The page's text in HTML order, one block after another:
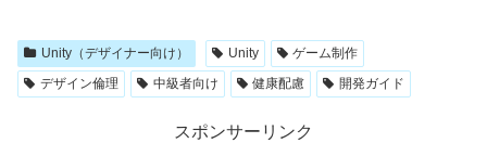
Unity（デザイナー向け） Unity
ゲーム制作
デザイン倫理
中級者向け 健康配慮 開発ガイド
スポンサーリンク